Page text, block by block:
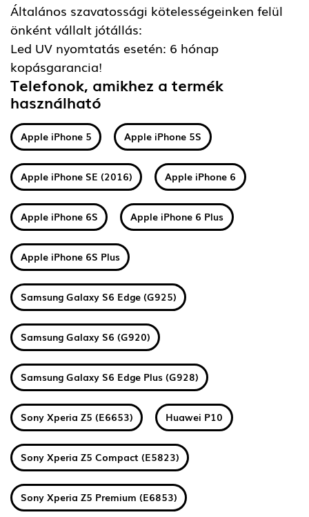
Általános szavatossági kötelességeinken felül
önként vállalt jótállás:
Led UV nyomtatás esetén: 6 hónap
kopásgarancia!
Telefonok, amikhez a termék
használható
Apple iPhone 5 Apple iPhone 5S
Apple iPhone SE (2016) Apple iPhone 6
Apple iPhone 6S Apple iPhone 6 Plus
Apple iPhone 6S Plus
Samsung Galaxy S6 Edge (G925)
Samsung Galaxy S6 (G920)
Samsung Galaxy S6 Edge Plus (G928)
Sony Xperia Z5 (E6653) Huawei P10
Sony Xperia Z5 Compact (E5823)
Sony Xperia Z5 Premium (E6853)